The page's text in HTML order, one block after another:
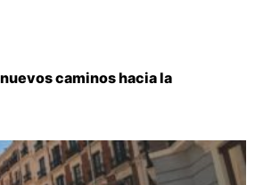
caminos hacia la